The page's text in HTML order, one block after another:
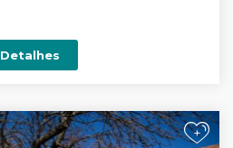
Detalhes
+